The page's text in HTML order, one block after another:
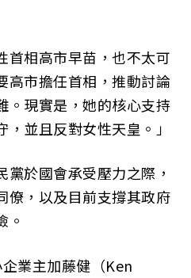
首相高市早苗，也不太可
高市擔任首相，推動討論
。現實是，她的核心支持
並且反對女性天皇。」
於國會承受壓力之際，
僚，以及目前支撐其政府
。
業主加藤健（Ken